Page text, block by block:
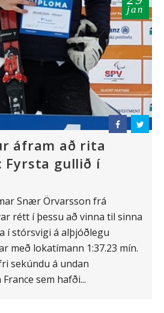
jan
áfram að rita
Fyrsta gullið í
Snær Örvarsson frá
rétt í þessu að vinna til sinna
í stórsvigi á alþjóðlegu
með lokatímann 1:37.23 mín.
sekúndu á undan
sem hafði...